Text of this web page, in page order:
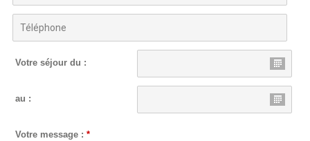
Votre séjour du :
au :
Votre message :*